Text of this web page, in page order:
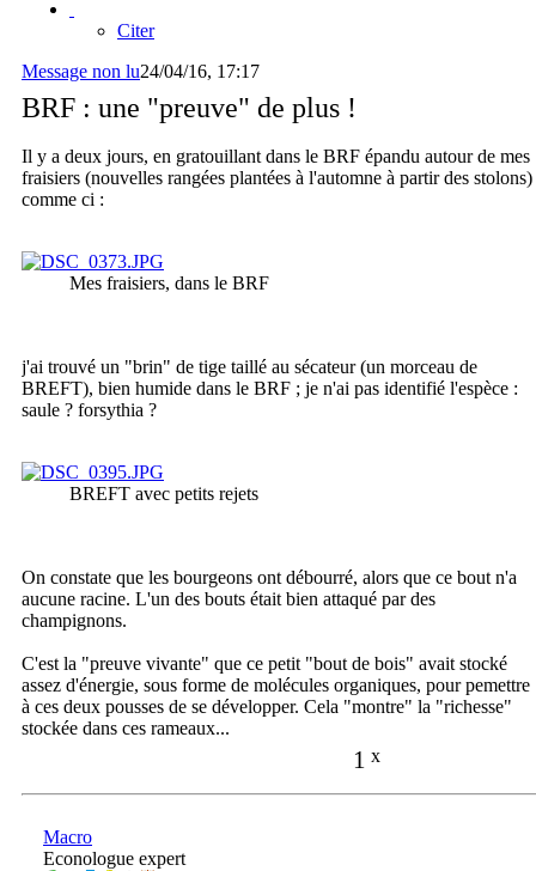
Citer
Message non lu24/04/16, 17:17
BRF : une "preuve" de plus !
Il y a deux jours, en gratouillant dans le BRF épandu autour de mes
fraisiers (nouvelles rangées plantées à l'automne à partir des stolons)
comme ci :
Mes fraisiers, dans le BRF
j'ai trouvé un "brin" de tige taillé au sécateur (un morceau de
BREFT), bien humide dans le BRF ; je n'ai pas identifié l'espèce :
saule ? forsythia ?
BREFT avec petits rejets
On constate que les bourgeons ont débourré, alors que ce bout n'a
aucune racine. L'un des bouts était bien attaqué par des
champignons.
C'est la "preuve vivante" que ce petit "bout de bois" avait stocké
assez d'énergie, sous forme de molécules organiques, pour pemettre
à ces deux pousses de se développer. Cela "montre" la "richesse"
stockée dans ces rameaux...
1 x
Macro
Econologue expert